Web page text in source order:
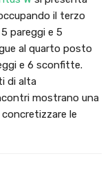
il terzo
pareggi e 5
al quarto posto
e 6 sconfitte.
di alta
mostrano una
le